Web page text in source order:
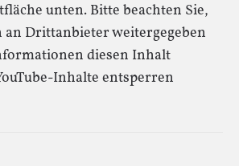
unten. Bitte beachten Sie,
an Drittanbieter weitergegeben
diesen Inhalt
Inhalte entsperren